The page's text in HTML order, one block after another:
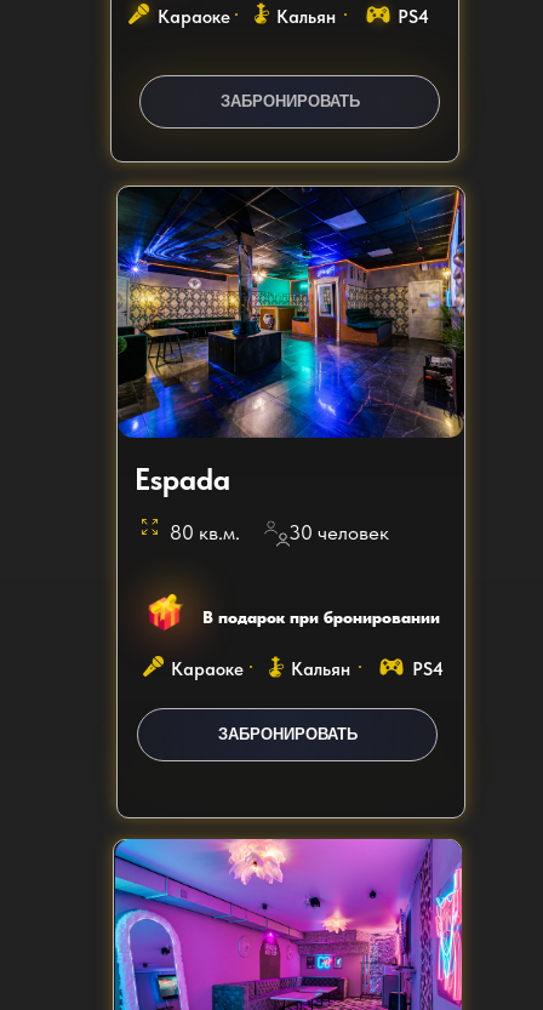
ЗАКАЗАТЬ ЗВОНОК
Караоке Кальян PS4
ЗАКАЗАТЬ ЗВОНОК
ЗАБРОНИРОВАТЬ
Espada
80 кв.м. 30 человек
Караоке Кальян PS4
В подарок при бронировании
ЗАБРОНИРОВАТЬ